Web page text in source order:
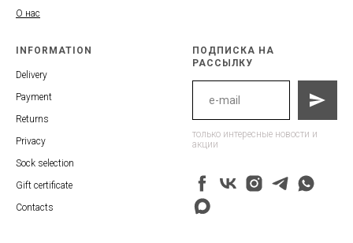
О нас
INFORMATION
Delivery
Payment
Returns
Privacy
Sock selection
Gift certificate
Contacts
ПОДПИСКА НА
РАССЫЛКУ
только интересные новости и
акции